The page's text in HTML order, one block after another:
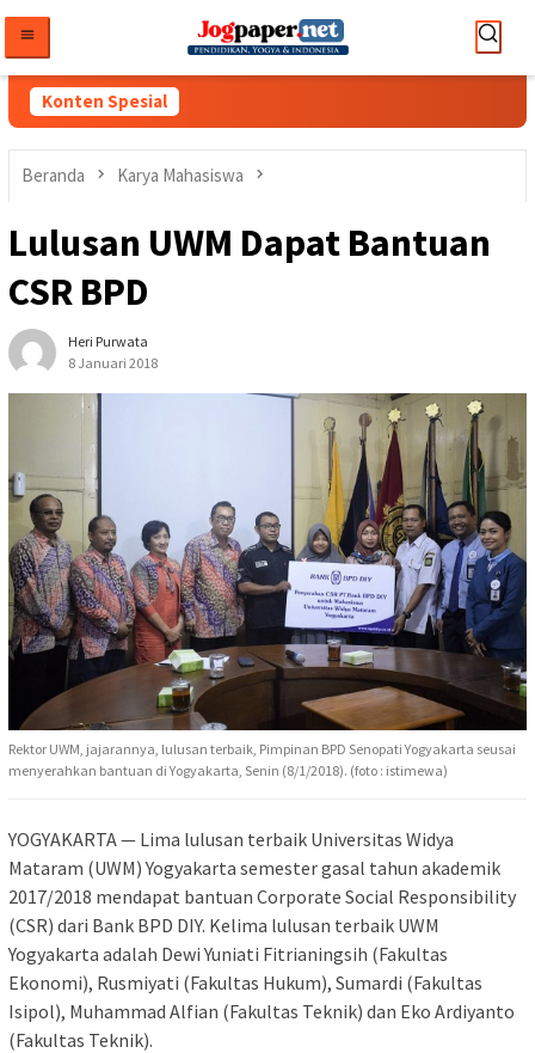
konten
Konten Spesial
Beranda Karya Mahasiswa
Lulusan UWM Dapat Bantuan
CSR BPD
Heri Purwata
8 Januari 2018
Rektor UWM, jajarannya, lulusan terbaik, Pimpinan BPD Senopati Yogyakarta seusai
menyerahkan bantuan di Yogyakarta, Senin (8/1/2018). (foto : istimewa)
YOGYAKARTA — Lima lulusan terbaik Universitas Widya
Mataram (UWM) Yogyakarta semester gasal tahun akademik
2017/2018 mendapat bantuan Corporate Social Responsibility
(CSR) dari Bank BPD DIY. Kelima lulusan terbaik UWM
Yogyakarta adalah Dewi Yuniati Fitrianingsih (Fakultas
Ekonomi), Rusmiyati (Fakultas Hukum), Sumardi (Fakultas
Isipol), Muhammad Alfian (Fakultas Teknik) dan Eko Ardiyanto
(Fakultas Teknik).